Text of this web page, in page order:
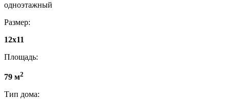
одноэтажный
Размер:
12х11
Площадь:
79 м2
Тип дома: